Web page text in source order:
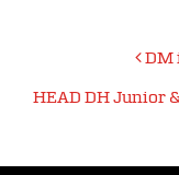
DM
HEAD DH Junior